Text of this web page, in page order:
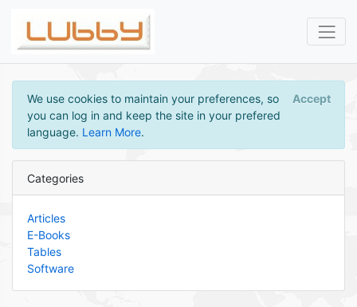
We use cookies to maintain your preferences, so
you can log in and keep the site in your prefered
language. Learn More.
Accept
Categories
Articles
E-Books
Tables
Software